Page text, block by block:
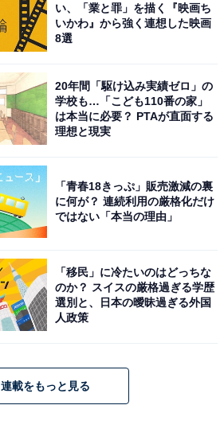
い、「業と罪」を描く『映画ち
いかわ』から強く連想した映画
8選
20年間「駆け込み実績ゼロ」の
学校も…「こども110番の家」
は本当に必要？ PTAが直面する
理想と現実
「青春18きっぷ」販売激減の裏
に何が？ 連続利用の厳格化だけ
ではない「本当の理由」
「移民」に冷たいのはどっちな
のか？ スイスの厳格過ぎる学歴
選別と、日本の曖昧過ぎる外国
人政策
連載をもっと見る